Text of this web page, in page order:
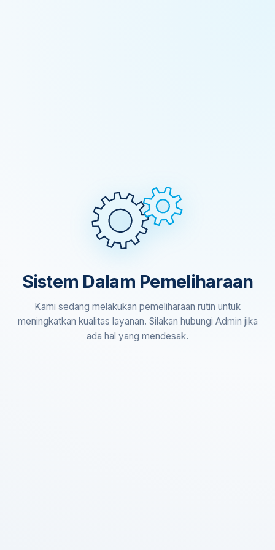
Sistem Dalam Pemeliharaan
Kami sedang melakukan pemeliharaan rutin untuk
meningkatkan kualitas layanan. Silakan hubungi Admin jika
ada hal yang mendesak.